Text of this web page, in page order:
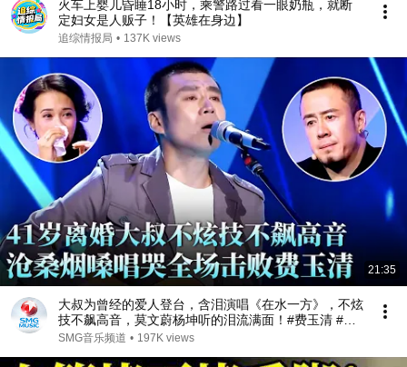
火车上婴儿昏睡18小时，乘警路过看一眼奶瓶，就断
定妇女是人贩子！【英雄在身边】
追综情报局 • 137K views
21:35
大叔为曾经的爱人登台，含泪演唱《在水一方》，不炫
技不飙高音，莫文蔚杨坤听的泪流满面！#费玉清 #任
柏儒 #天籁之战1 精华版 clip
SMG音乐频道 • 197K views